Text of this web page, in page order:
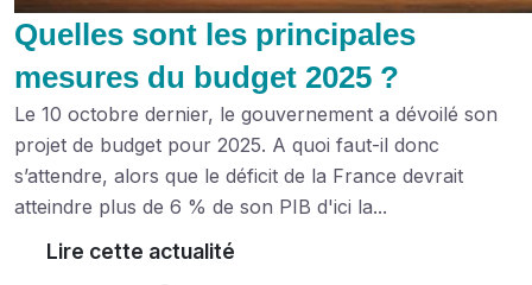
Quelles sont les principales
mesures du budget 2025 ?
Le 10 octobre dernier, le gouvernement a dévoilé son
projet de budget pour 2025. A quoi faut-il donc
s’attendre, alors que le déficit de la France devrait
atteindre plus de 6 % de son PIB d'ici la...
Lire cette actualité